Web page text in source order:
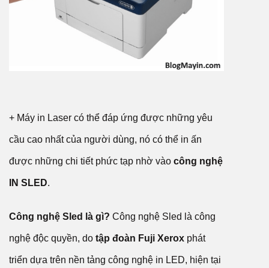
+ Máy in Laser có thể đáp ứng được những yêu
cầu cao nhất của người dùng, nó có thể in ấn
được những chi tiết phức tạp nhờ vào công nghệ
IN SLED.
Công nghệ Sled là gì? Công nghệ Sled là công
nghệ độc quyền, do tập đoàn Fuji Xerox phát
triển dựa trên nền tảng công nghệ in LED, hiện tại